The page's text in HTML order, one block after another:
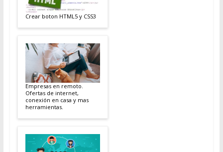
Crear boton HTML5 y CSS3
Empresas en remoto.
Ofertas de internet,
conexión en casa y mas
herramientas.